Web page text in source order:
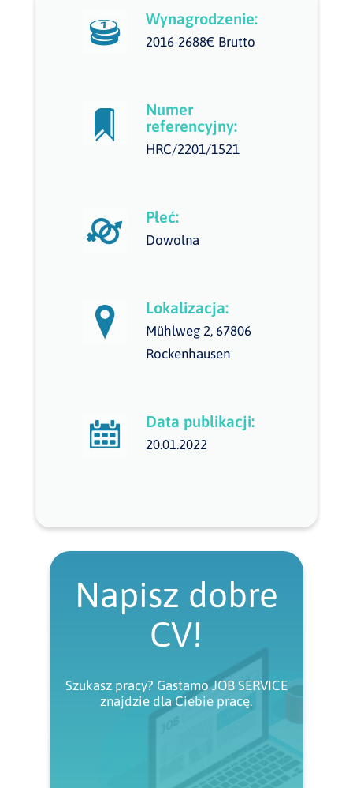
Wynagrodzenie:
2016-2688€ Brutto
Numer
referencyjny:
HRC/2201/1521
Płeć:
Dowolna
Lokalizacja:
Mühlweg 2, 67806
Rockenhausen
Data publikacji:
20.01.2022
Napisz dobre
CV!
Szukasz pracy? Gastamo JOB SERVICE
znajdzie dla Ciebie pracę.